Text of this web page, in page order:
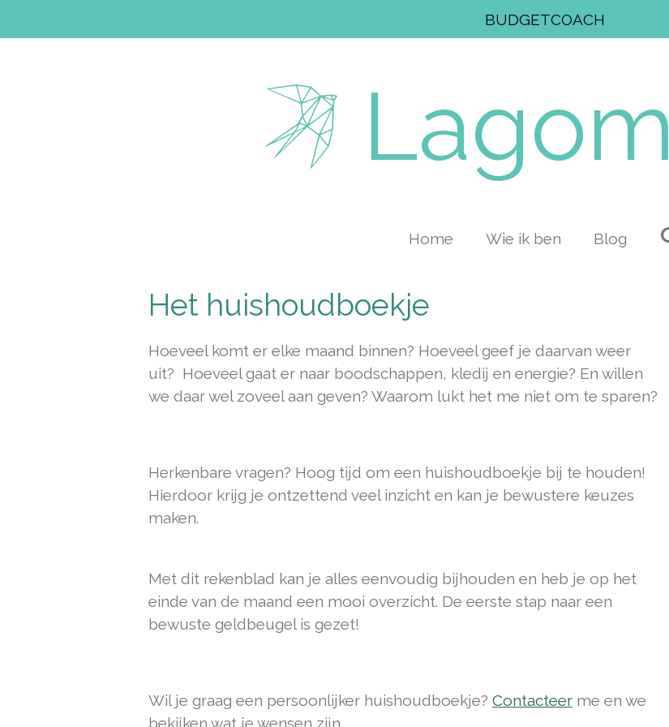
direct
BUDGETCOACH
Lagom
Home Wie ik ben Blog
Het huishoudboekje
Hoeveel komt er elke maand binnen? Hoeveel geef je daarvan weer
uit? Hoeveel gaat er naar boodschappen, kledij en energie? En willen
we daar wel zoveel aan geven? Waarom lukt het me niet om te sparen?
Herkenbare vragen? Hoog tijd om een huishoudboekje bij te houden!
Hierdoor krijg je ontzettend veel inzicht en kan je bewustere keuzes
maken.
Met dit rekenblad kan je alles eenvoudig bijhouden en heb je op het
einde van de maand een mooi overzicht. De eerste stap naar een
bewuste geldbeugel is gezet!
Wil je graag een persoonlijker huishoudboekje? Contacteer me en we
bekijken wat je wensen zijn.